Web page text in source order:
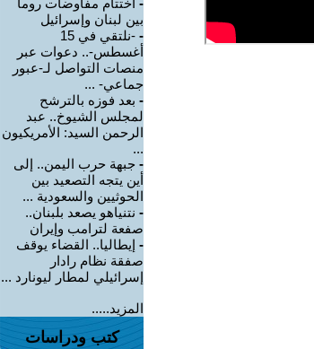
- اختتام مفاوضات روما
بين لبنان وإسرائيل
-
-نلتقي في 15
أغسطس-.. دعوات عبر
منصات التواصل لـ-عبور
جماعي- ...
- بعد فوزه بالترشح
لمجلس الشيوخ.. عبد
الرحمن السيد: الأمريكيون
...
- جبهة حرب اليمن.. إلى
أين يتجه التصعيد بين
الحوثيين والسعودية ...
- نتنياهو يصعد بلبنان..
صفعة لترامب وإيران
- إيطاليا.. القضاء يوقف
صفقة نظام رادار
إسرائيلي لمطار ليونارد ...
المزيد.....
كتب ودراسات